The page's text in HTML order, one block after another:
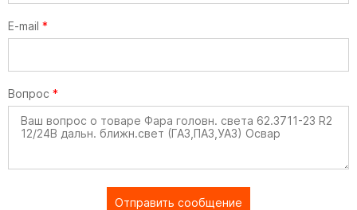
E-mail *
Вопрос *
Отправить сообщение